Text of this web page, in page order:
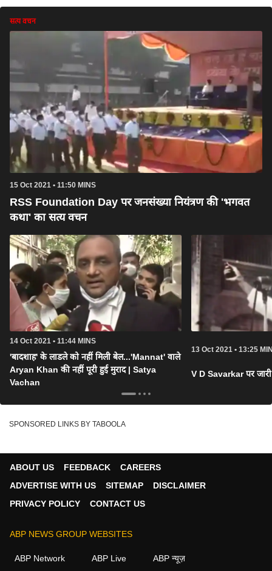
सत्य वचन
15 Oct 2021 • 11:50 MINS
RSS Foundation Day पर जनसंख्या नियंत्रण की 'भगवत
कथा' का सत्य वचन
14 Oct 2021 • 11:44 MINS
'बादशाह' के लाडले को नहीं मिली बेल...'Mannat' वाले
Aryan Khan की नहीं पूरी हुई मुराद | Satya
Vachan
13 Oct 2021 • 13:25
V D Savarkar पर
SPONSORED LINKS BY TABOOLA
ABOUT US FEEDBACK
CAREERS
ADVERTISE WITH US
SITEMAP
DISCLAIMER
PRIVACY POLICY
CONTACT US
ABP NEWS GROUP WEBSITES
ABP Network ABP Live ABP न्यूज़